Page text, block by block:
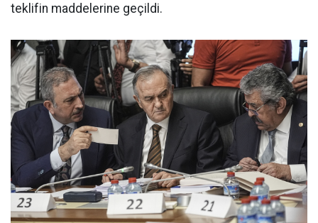
teklifin maddelerine geçildi.